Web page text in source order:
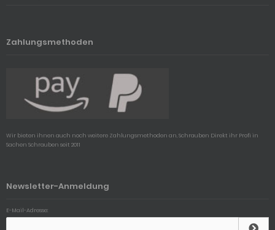
Zahlungsmethoden
Wir bieten ihnen auch noch weitere Zahlungsmethoden an, Schrauben Direkt ihr Profi in
Sachen Schrauben seit 2011
Newsletter-Anmeldung
E-Mail-Adresse: